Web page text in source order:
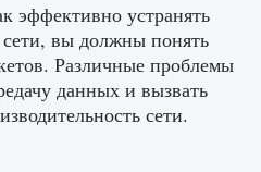
эффективно устранять
вы должны понять
Различные проблемы
данных и вызвать
сети.